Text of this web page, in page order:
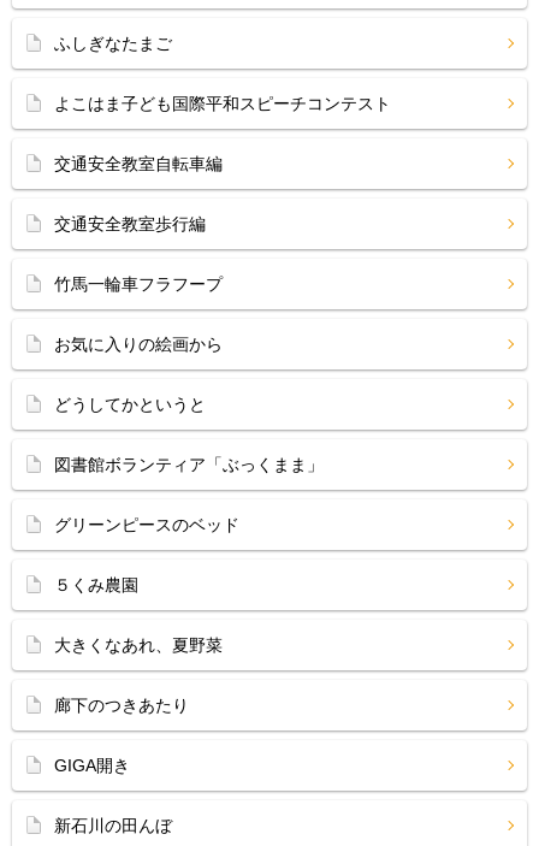
ふしぎなたまご
よこはま子ども国際平和スピーチコンテスト
交通安全教室自転車編
交通安全教室歩行編
竹馬一輪車フラフープ
お気に入りの絵画から
どうしてかというと
図書館ボランティア「ぶっくまま」
グリーンピースのベッド
５くみ農園
大きくなあれ、夏野菜
廊下のつきあたり
GIGA開き
新石川の田んぼ